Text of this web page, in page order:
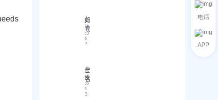
不
容
错
过
2
B
平
台
成
本
高
果
差
？
“
好
奇
！
如
据
货
物
阅
读
:3
6
7
当
客
户
说
阅
读
:6
9
3
电话
APP